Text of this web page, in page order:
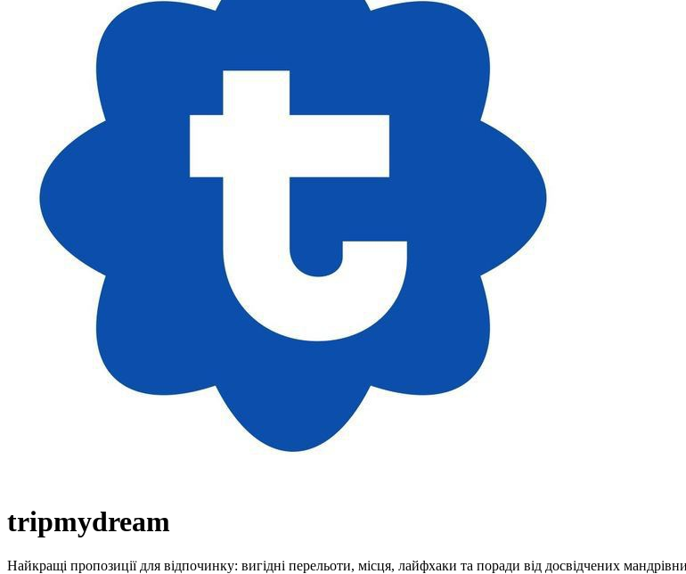
tripmydream
Найкращі пропозиції для відпочинку: вигідні перельоти, місця, лайфхаки та поради від досвідчених